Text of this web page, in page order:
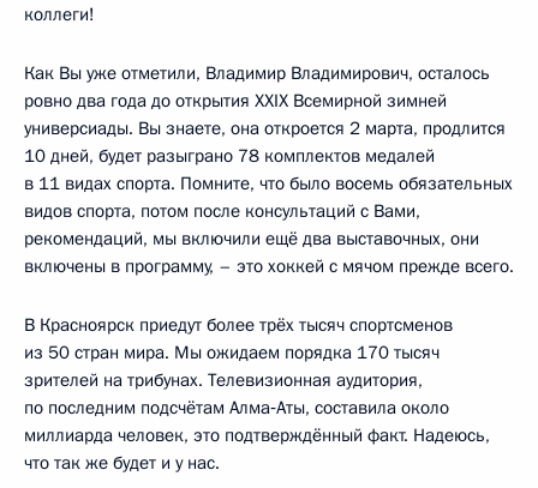
коллеги!
Как Вы уже отметили, Владимир Владимирович, осталось
ровно два года до открытия XXIX Всемирной зимней
универсиады. Вы знаете, она откроется 2 марта, продлится
10 дней, будет разыграно 78 комплектов медалей
в 11 видах спорта. Помните, что было восемь обязательных
видов спорта, потом после консультаций с Вами,
рекомендаций, мы включили ещё два выставочных, они
включены в программу, – это хоккей с мячом прежде всего.
В Красноярск приедут более трёх тысяч спортсменов
из 50 стран мира. Мы ожидаем порядка 170 тысяч
зрителей на трибунах. Телевизионная аудитория,
по последним подсчётам Алма‑Аты, составила около
миллиарда человек, это подтверждённый факт. Надеюсь,
что так же будет и у нас.